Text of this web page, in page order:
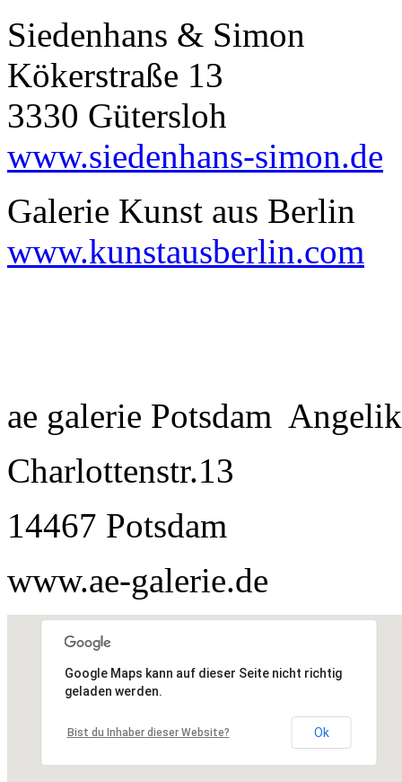
Siedenhans & Simon
Kökerstraße 13
3330 Gütersloh
www.siedenhans-simon.de
Galerie Kunst aus Berlin
www.kunstausberlin.com
ae galerie Potsdam
Charlottenstr.13
14467 Potsdam
www.ae-galerie.de
Google Maps kann auf dieser Seite nicht richtig
geladen werden.
Bist du Inhaber dieser Website? Ok